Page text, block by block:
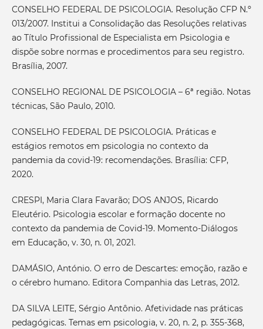
CONSELHO FEDERAL DE PSICOLOGIA. Resolução CFP N.º
013/2007. Institui a Consolidação das Resoluções relativas
ao Título Profissional de Especialista em Psicologia e
dispõe sobre normas e procedimentos para seu registro.
Brasília, 2007.
CONSELHO REGIONAL DE PSICOLOGIA – 6ª região. Notas
técnicas, São Paulo, 2010.
CONSELHO FEDERAL DE PSICOLOGIA. Práticas e
estágios remotos em psicologia no contexto da
pandemia da covid-19: recomendações. Brasília: CFP,
2020.
CRESPI, Maria Clara Favarão; DOS ANJOS, Ricardo
Eleutério. Psicologia escolar e formação docente no
contexto da pandemia de Covid-19. Momento-Diálogos
em Educação, v. 30, n. 01, 2021.
DAMÁSIO, António. O erro de Descartes: emoção, razão e
o cérebro humano. Editora Companhia das Letras, 2012.
DA SILVA LEITE, Sérgio Antônio. Afetividade nas práticas
pedagógicas. Temas em psicologia, v. 20, n. 2, p. 355-368,